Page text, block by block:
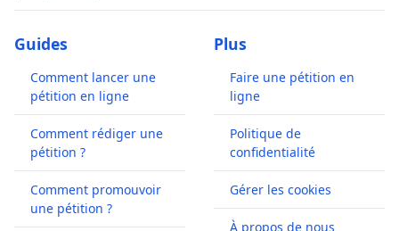
Guides
Comment lancer une
pétition en ligne
Comment rédiger une
pétition ?
Comment promouvoir
une pétition ?
Plus
Faire une pétition en
ligne
Politique de
confidentialité
Gérer les cookies
À propos de nous